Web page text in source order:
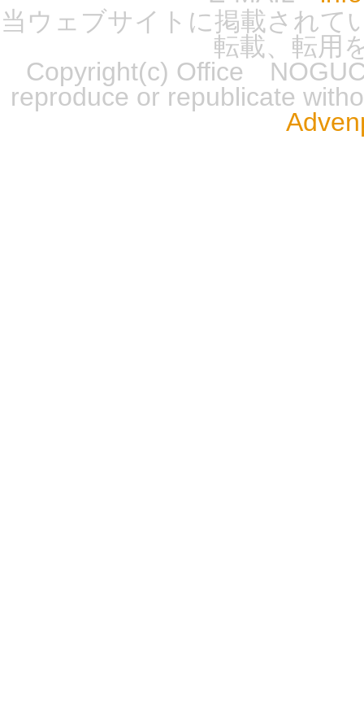
当ウェブサイトに掲載されて
転載、転用
Copyright(c) Office
reproduce or republicate